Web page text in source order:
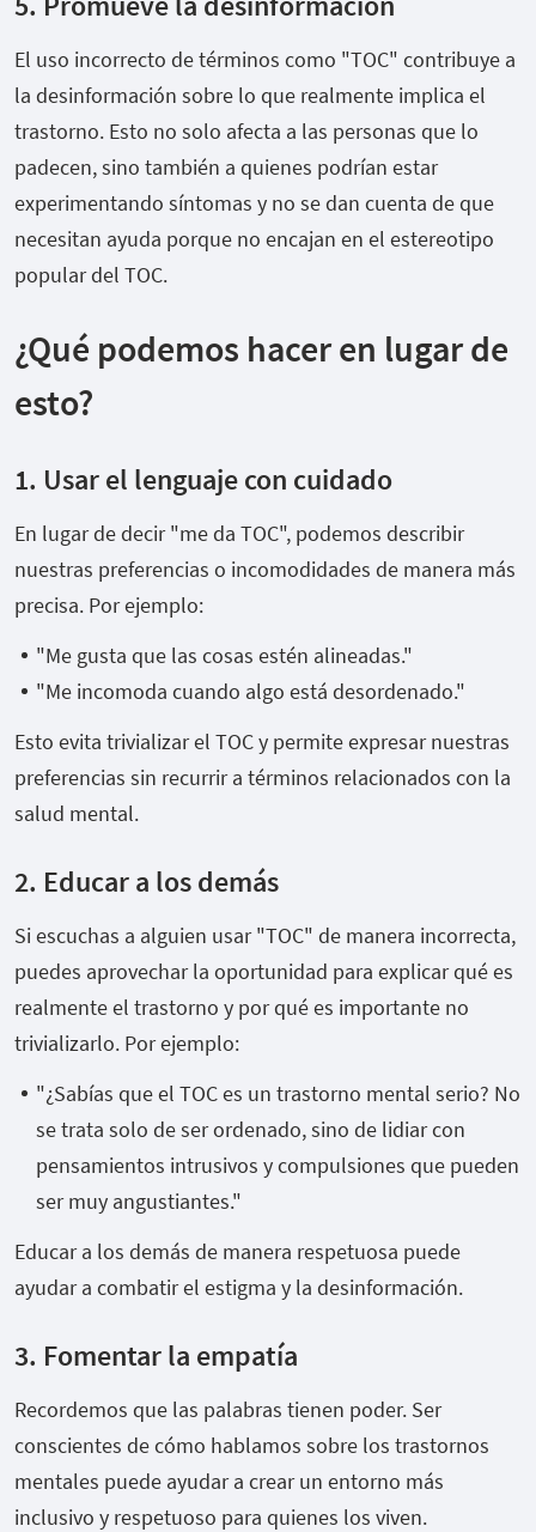
El uso incorrecto de términos como "TOC" contribuye a
la desinformación sobre lo que realmente implica el
trastorno. Esto no solo afecta a las personas que lo
padecen, sino también a quienes podrían estar
experimentando síntomas y no se dan cuenta de que
necesitan ayuda porque no encajan en el estereotipo
popular del TOC.
¿Qué podemos hacer en lugar de
esto?
1. Usar el lenguaje con cuidado
En lugar de decir "me da TOC", podemos describir
nuestras preferencias o incomodidades de manera más
precisa. Por ejemplo:
"Me gusta que las cosas estén alineadas."
"Me incomoda cuando algo está desordenado."
Esto evita trivializar el TOC y permite expresar nuestras
preferencias sin recurrir a términos relacionados con la
salud mental.
2. Educar a los demás
Si escuchas a alguien usar "TOC" de manera incorrecta,
puedes aprovechar la oportunidad para explicar qué es
realmente el trastorno y por qué es importante no
trivializarlo. Por ejemplo:
"¿Sabías que el TOC es un trastorno mental serio? No
se trata solo de ser ordenado, sino de lidiar con
pensamientos intrusivos y compulsiones que pueden
ser muy angustiantes."
Educar a los demás de manera respetuosa puede
ayudar a combatir el estigma y la desinformación.
3. Fomentar la empatía
Recordemos que las palabras tienen poder. Ser
conscientes de cómo hablamos sobre los trastornos
mentales puede ayudar a crear un entorno más
inclusivo y respetuoso para quienes los viven.